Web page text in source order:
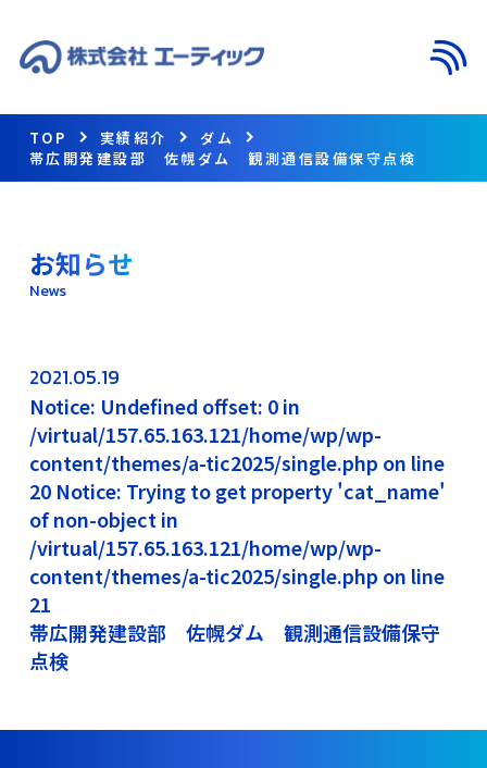
TOP 実績紹介
ダム
帯広開発建設部 佐幌ダム 観測通信設備保守点検
お知らせ
News
2021.05.19
Notice: Undefined offset: 0 in
/virtual/157.65.163.121/home/wp/wp-
content/themes/a-tic2025/single.php on line
20 Notice: Trying to get property 'cat_name'
of non-object in
/virtual/157.65.163.121/home/wp/wp-
content/themes/a-tic2025/single.php on line
21
帯広開発建設部 佐幌ダム 観測通信設備保守
点検